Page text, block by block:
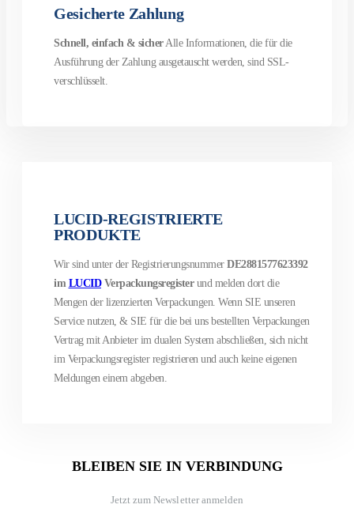
Gesicherte Zahlung
Schnell, einfach & sicherAlle Informationen, die für die
Ausführung der Zahlung ausgetauscht werden, sind SSL-
verschlüsselt.
LUCID-REGISTRIERTE
PRODUKTE
Wir sind unter der Registrierungsnummer DE2881577623392
im LUCIDVerpackungsregisterund melden dort die
Mengen der lizenzierten Verpackungen. Wenn SIE unseren
Service nutzen, & SIE für die bei uns bestellten Verpackungen
Vertrag mit Anbieter im dualen System abschließen, sich nicht
im Verpackungsregister registrieren und auch keine eigenen
Meldungen einem abgeben.
BLEIBEN SIE IN VERBINDUNG
Jetzt zum Newsletter anmelden